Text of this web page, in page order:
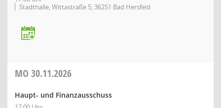
Stadthalle, Wittastraße 5, 36251 Bad Hersfeld
MO 30.11.2026
Haupt- und Finanzausschuss